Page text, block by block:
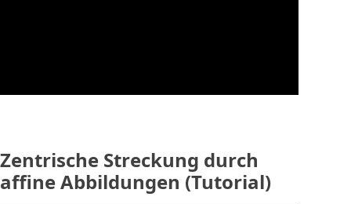
Zentrische Streckung durch
affine Abbildungen (Tutorial)